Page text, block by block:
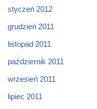
styczeń 2012
grudzień 2011
listopad 2011
październik 2011
wrzesień 2011
lipiec 2011